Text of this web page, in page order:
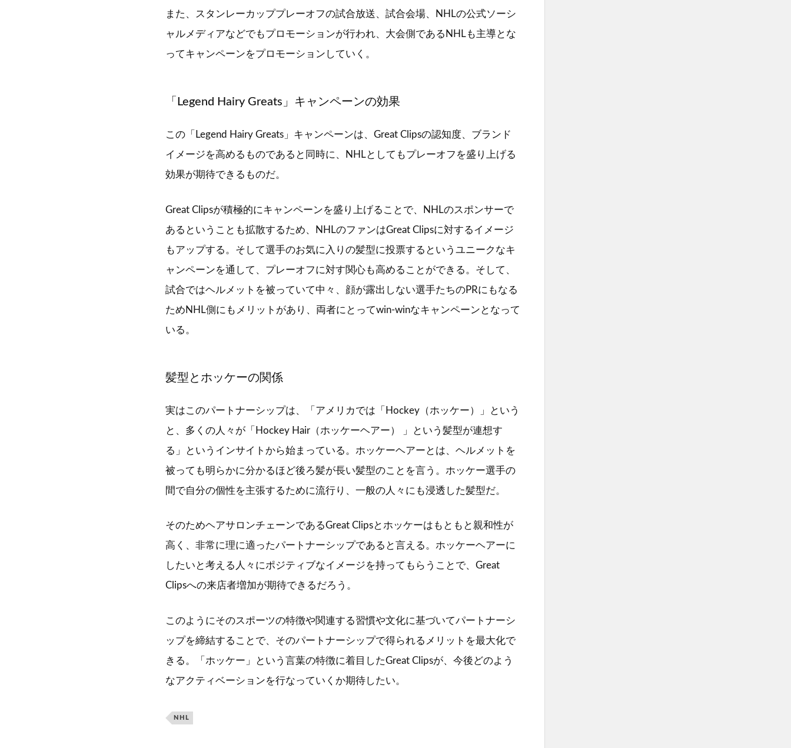
また、スタンレーカッププレーオフの試合放送、試合会場、NHLの公式ソーシ
ャルメディアなどでもプロモーションが行われ、大会側であるNHLも主導とな
ってキャンペーンをプロモーションしていく。
「Legend Hairy Greats」キャンペーンの効果
この「Legend Hairy Greats」キャンペーンは、Great Clipsの認知度、ブランド
イメージを高めるものであると同時に、NHLとしてもプレーオフを盛り上げる
効果が期待できるものだ。
Great Clipsが積極的にキャンペーンを盛り上げることで、NHLのスポンサーで
あるということも拡散するため、NHLのファンはGreat Clipsに対するイメージ
もアップする。そして選手のお気に入りの髪型に投票するというユニークなキ
ャンペーンを通して、プレーオフに対す関心も高めることができる。そして、
試合ではヘルメットを被っていて中々、顔が露出しない選手たちのPRにもなる
ためNHL側にもメリットがあり、両者にとってwin-winなキャンペーンとなって
いる。
髪型とホッケーの関係
実はこのパートナーシップは、「アメリカでは「Hockey（ホッケー）」という
と、多くの人々が「Hockey Hair（ホッケーヘアー） 」という髪型が連想す
る」というインサイトから始まっている。ホッケーヘアーとは、ヘルメットを
被っても明らかに分かるほど後ろ髪が長い髪型のことを言う。ホッケー選手の
間で自分の個性を主張するために流行り、一般の人々にも浸透した髪型だ。
そのためヘアサロンチェーンであるGreat Clipsとホッケーはもともと親和性が
高く、非常に理に適ったパートナーシップであると言える。ホッケーヘアーに
したいと考える人々にポジティブなイメージを持ってもらうことで、Great
Clipsへの来店者増加が期待できるだろう。
このようにそのスポーツの特徴や関連する習慣や文化に基づいてパートナーシ
ップを締結することで、そのパートナーシップで得られるメリットを最大化で
きる。「ホッケー」という言葉の特徴に着目したGreat Clipsが、今後どのよう
なアクティベーションを行なっていくか期待したい。
NHL